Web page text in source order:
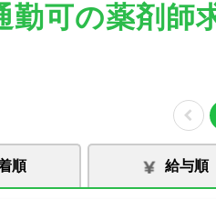
勤可の薬剤師
順 給与順